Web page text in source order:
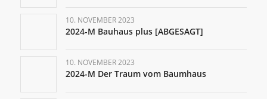
10. NOVEMBER 2023
2024-M Bauhaus plus [ABGESAGT]
10. NOVEMBER 2023
2024-M Der Traum vom Baumhaus